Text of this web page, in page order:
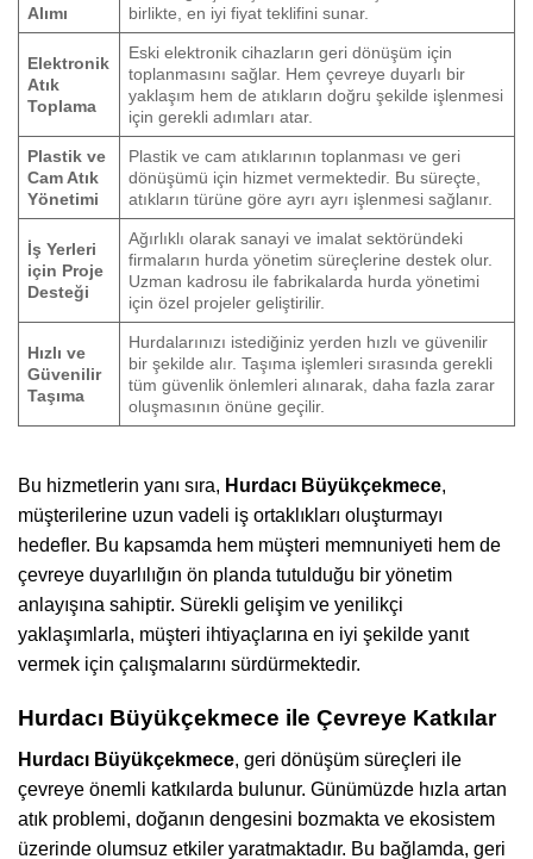
Alımı
birlikte, en iyi fiyat teklifini sunar.
Elektronik
Atık
Toplama
Eski elektronik cihazların geri dönüşüm için
toplanmasını sağlar. Hem çevreye duyarlı bir
yaklaşım hem de atıkların doğru şekilde işlenmesi
için gerekli adımları atar.
Plastik ve
Cam Atık
Yönetimi
Plastik ve cam atıklarının toplanması ve geri
dönüşümü için hizmet vermektedir. Bu süreçte,
atıkların türüne göre ayrı ayrı işlenmesi sağlanır.
İş Yerleri
için Proje
Desteği
Ağırlıklı olarak sanayi ve imalat sektöründeki
firmaların hurda yönetim süreçlerine destek olur.
Uzman kadrosu ile fabrikalarda hurda yönetimi
için özel projeler geliştirilir.
Hızlı ve
Güvenilir
Taşıma
Hurdalarınızı istediğiniz yerden hızlı ve güvenilir
bir şekilde alır. Taşıma işlemleri sırasında gerekli
tüm güvenlik önlemleri alınarak, daha fazla zarar
oluşmasının önüne geçilir.
Bu hizmetlerin yanı sıra, Hurdacı Büyükçekmece,
müşterilerine uzun vadeli iş ortaklıkları oluşturmayı
hedefler. Bu kapsamda hem müşteri memnuniyeti hem de
çevreye duyarlılığın ön planda tutulduğu bir yönetim
anlayışına sahiptir. Sürekli gelişim ve yenilikçi
yaklaşımlarla, müşteri ihtiyaçlarına en iyi şekilde yanıt
vermek için çalışmalarını sürdürmektedir.
Hurdacı Büyükçekmece ile Çevreye Katkılar
Hurdacı Büyükçekmece, geri dönüşüm süreçleri ile
çevreye önemli katkılarda bulunur. Günümüzde hızla artan
atık problemi, doğanın dengesini bozmakta ve ekosistem
üzerinde olumsuz etkiler yaratmaktadır. Bu bağlamda, geri